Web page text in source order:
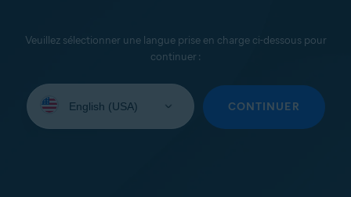
Veuillez sélectionner une langue prise en charge ci-dessous pour
continuer :
une
CONTINUER